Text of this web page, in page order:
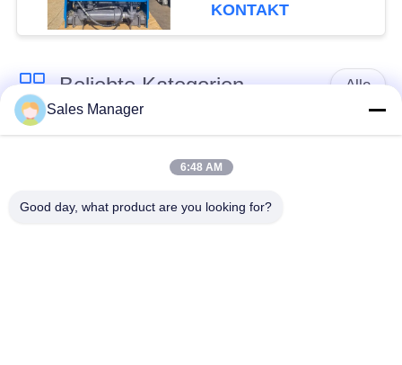
KONTAKT
Beliebte Kategorien Alle
Ramme
Sales Manager
6:48 AM
Good day, what product are you looking for?